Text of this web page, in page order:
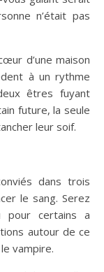
n’était pas
d’une maison
à un rythme
êtres fuyant
future, la seule
leur soif.
dans trois
le sang. Serez
certains a
autour de ce
vampire.